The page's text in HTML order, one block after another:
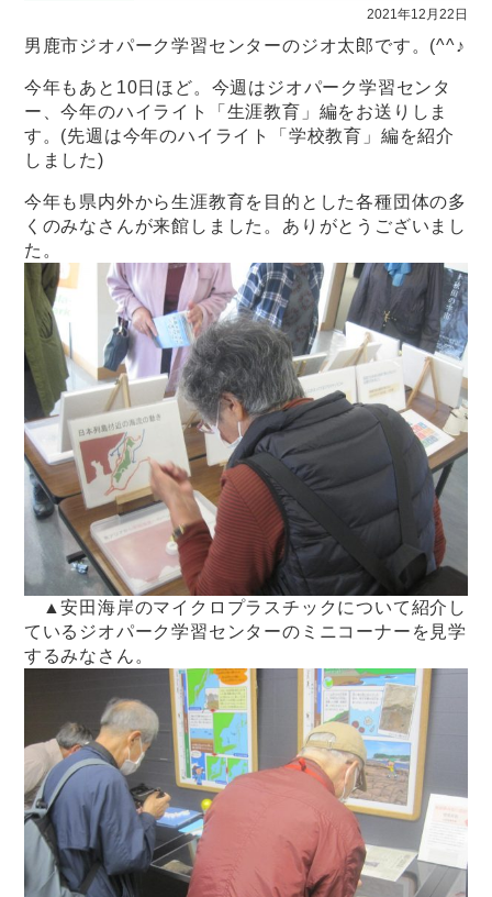
2021年12月22日
男鹿市ジオパーク学習センターのジオ太郎です。(^^♪
今年もあと10日ほど。今週はジオパーク学習センタ
ー、今年のハイライト「生涯教育」編をお送りしま
す。(先週は今年のハイライト「学校教育」編を紹介
しました)
今年も県内外から生涯教育を目的とした各種団体の多
くのみなさんが来館しました。ありがとうございまし
た。
▲安田海岸のマイクロプラスチックについて紹介し
ているジオパーク学習センターのミニコーナーを見学
するみなさん。